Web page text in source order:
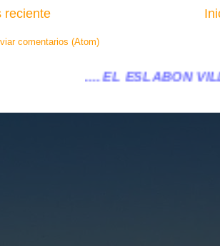
reciente
comentarios (Atom)
VILLENA ...